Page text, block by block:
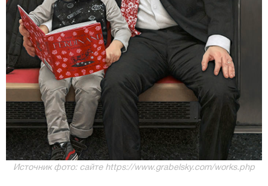
Источник фото: сайте https://www.grabelsky.com/works.php